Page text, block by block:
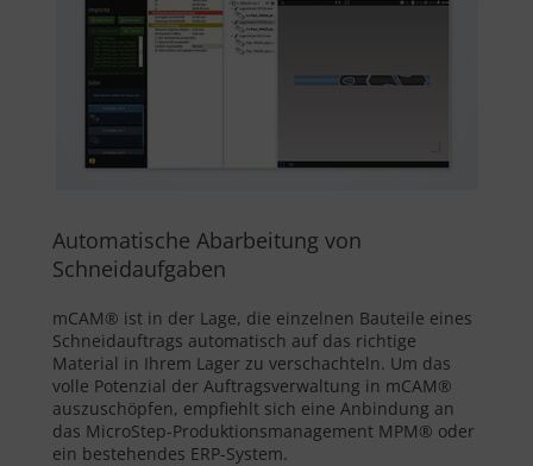
Automatische Abarbeitung von
Schneidaufgaben
mCAM® ist in der Lage, die einzelnen Bauteile eines
Schneidauftrags automatisch auf das richtige
Material in Ihrem Lager zu verschachteln. Um das
volle Potenzial der Auftragsverwaltung in mCAM®
auszuschöpfen, empfiehlt sich eine Anbindung an
das MicroStep-Produktionsmanagement MPM® oder
ein bestehendes ERP-System.